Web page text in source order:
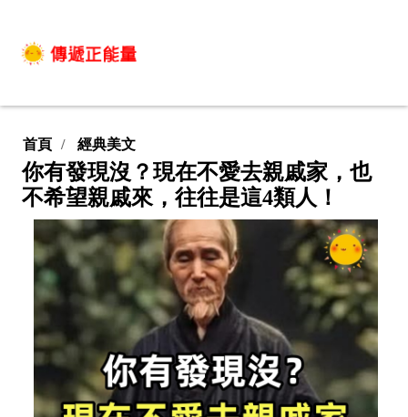
首頁 經典美文
你有發現沒？現在不愛去親戚家，也
不希望親戚來，往往是這4類人！